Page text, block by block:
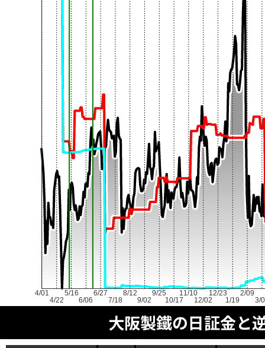
4/01
4/22
5/16
6/06
6/27
7/18
8/12
9/02
9/25
10/17
11/10
12/02
12/23
1/19
2/09
3/
大阪製鐵の日証金と